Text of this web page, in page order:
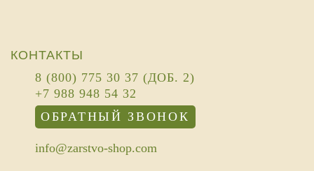
КОНТАКТЫ
8 (800) 775 30 37 (ДОБ. 2)
+7 988 948 54 32
ОБРАТНЫЙ ЗВОНОК
info@zarstvo-shop.com